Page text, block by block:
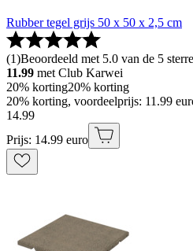
Rubber tegel grijs 50 x 50 x 2,5 cm
(1)Beoordeeld met 5.0 van de 5
11.99 met Club Karwei
20% korting20% korting
20% korting, voordeelprijs: 11.99
14.99
Prijs: 14.99 euro